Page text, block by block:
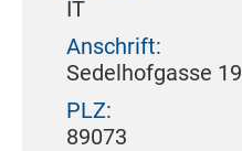
IT
Anschrift:
Sedelhofgasse 19
PLZ:
89073